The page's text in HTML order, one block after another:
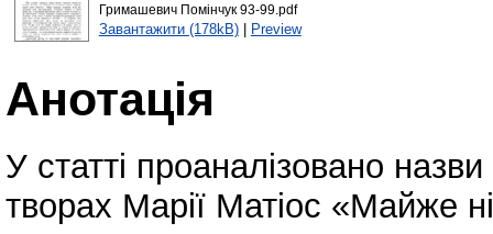
Гримашевич Помінчук 93-99.pdf
Завантажити (178kB)| Preview
Анотація
У статті проаналізовано
творах Марії Матіос «Майже